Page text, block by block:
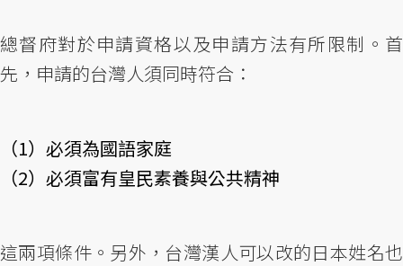
總督府對於申請資格以及申請方法有所限制。首
先，申請的台灣人須同時符合：
（1）必須為國語家庭
（2）必須富有皇民素養與公共精神
這兩項條件。另外，台灣漢人可以改的日本姓名也